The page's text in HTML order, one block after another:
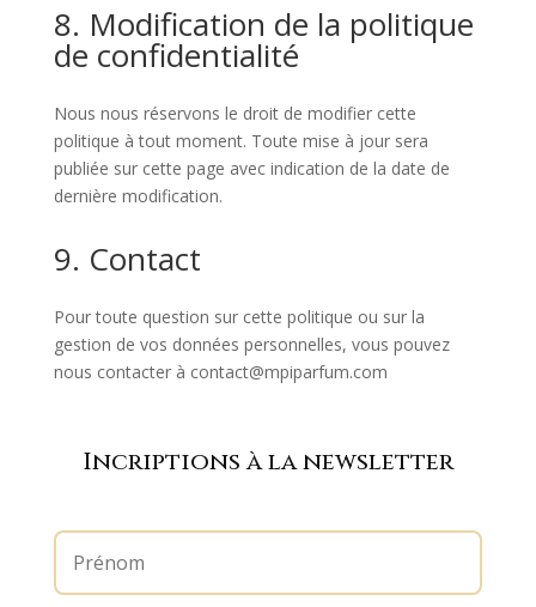
8. Modification de la politique
de confidentialité
Nous nous réservons le droit de modifier cette
politique à tout moment. Toute mise à jour sera
publiée sur cette page avec indication de la date de
dernière modification.
9. Contact
Pour toute question sur cette politique ou sur la
gestion de vos données personnelles, vous pouvez
nous contacter à contact@mpiparfum.com
Incriptions à la newsletter